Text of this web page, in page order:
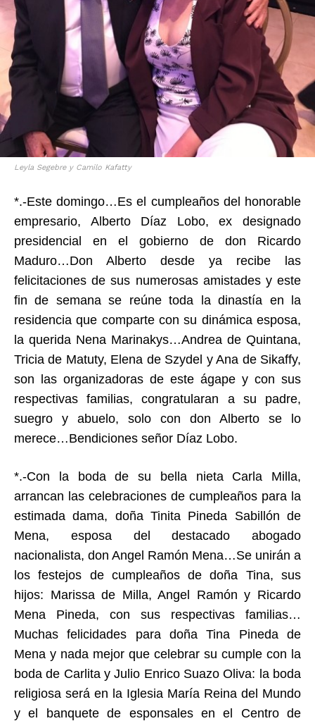
Leyla Segebre y Camilo Kafatty
*.-Este domingo…Es el cumpleaños del honorable
empresario, Alberto Díaz Lobo, ex designado
presidencial en el gobierno de don Ricardo
Maduro…Don Alberto desde ya recibe las
felicitaciones de sus numerosas amistades y este
fin de semana se reúne toda la dinastía en la
residencia que comparte con su dinámica esposa,
la querida Nena Marinakys…Andrea de Quintana,
Tricia de Matuty, Elena de Szydel y Ana de Sikaffy,
son las organizadoras de este ágape y con sus
respectivas familias, congratularan a su padre,
suegro y abuelo, solo con don Alberto se lo
merece…Bendiciones señor Díaz Lobo.
*.-Con la boda de su bella nieta Carla Milla,
arrancan las celebraciones de cumpleaños para la
estimada dama, doña Tinita Pineda Sabillón de
Mena, esposa del destacado abogado
nacionalista, don Angel Ramón Mena…Se unirán a
los festejos de cumpleaños de doña Tina, sus
hijos: Marissa de Milla, Angel Ramón y Ricardo
Mena Pineda, con sus respectivas familias…
Muchas felicidades para doña Tina Pineda de
Mena y nada mejor que celebrar su cumple con la
boda de Carlita y Julio Enrico Suazo Oliva: la boda
religiosa será en la Iglesia María Reina del Mundo
y el banquete de esponsales en el Centro de